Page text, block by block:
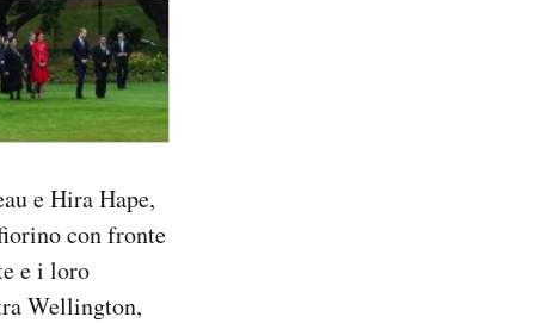
e Hira Hape,
con fronte
e i loro
Wellington,